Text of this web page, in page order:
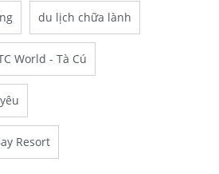
du lịch chữa lành
World - Tà Cú
Resort